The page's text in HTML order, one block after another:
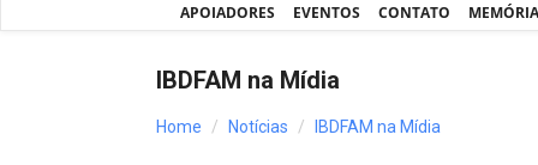
APOIADORES
EVENTOS CONTATO
IBDFAM na Mídia
Home Notícias IBDFAM na Mídia